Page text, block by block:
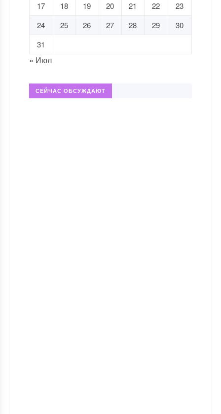
17
18 19 20 21 22
23
24
25 26 27 28 29
30
31
« Июл
СЕЙЧАС ОБСУЖДАЮТ